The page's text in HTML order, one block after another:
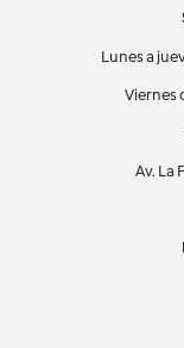
Lunes a
Viernes
Av. La